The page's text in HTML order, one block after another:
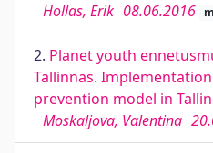
Hollas, Erik 08.06.2016
2. Planet youth
Tallinnas.
prevention model in
Moskaljova, Valentina